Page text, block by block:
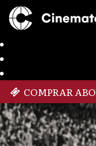
COMPRAR